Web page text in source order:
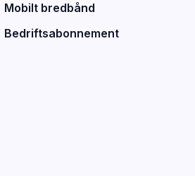
Mobilt bredbånd
Bedriftsabonnement